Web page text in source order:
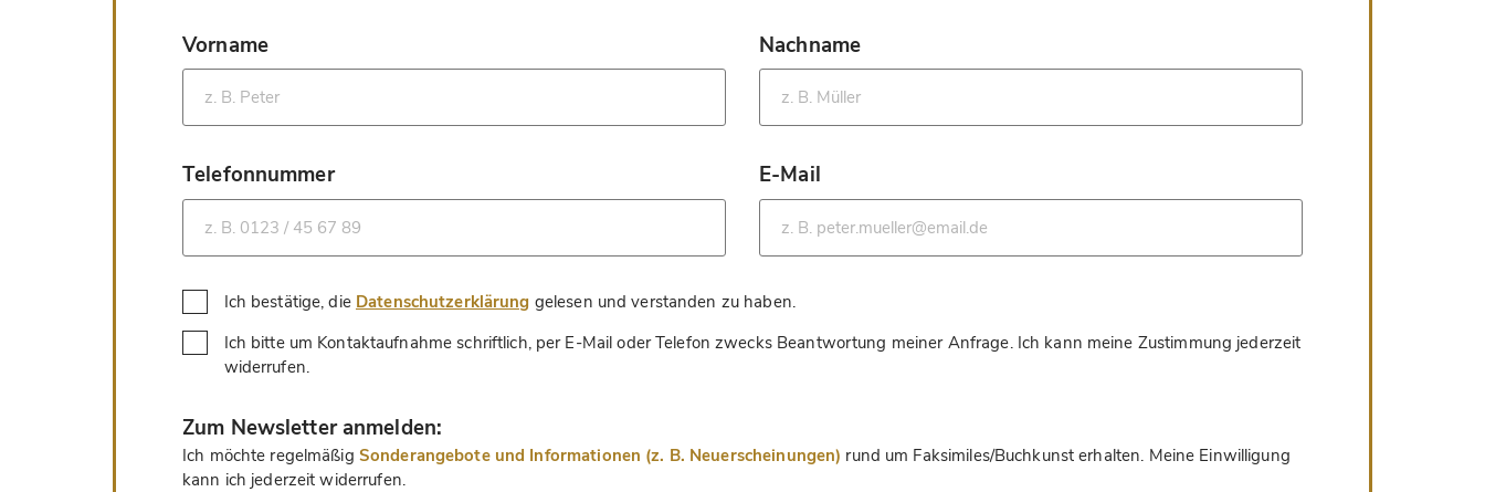
Vorname
*
Nachname
*
Telefonnummer
*
E-Mail
*
Ich bestätige, die Datenschutzerklärung gelesen und verstanden zu haben.
Ich bitte um Kontaktaufnahme schriftlich, per E-Mail oder Telefon zwecks Beantwortung meiner Anfrage. Ich kann meine Zustimmung jederzeit
widerrufen.
Zum Newsletter anmelden:
Ich möchte regelmäßig Sonderangebote und Informationen (z. B. Neuerscheinungen) rund um Faksimiles/Buchkunst erhalten. Meine Einwilligung
kann ich jederzeit widerrufen.